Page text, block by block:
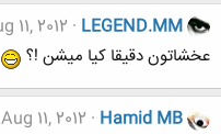
LEGEND.MM
11, 2012
عخشاتون دقیقا کیا میشن !؟
Hamid MB
Aug 11, 2012